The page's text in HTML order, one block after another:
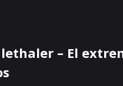
– El